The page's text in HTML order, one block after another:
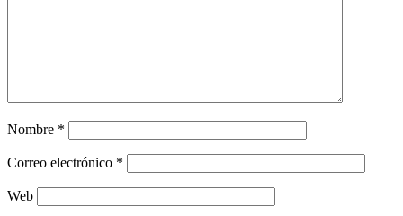
Nombre *
Correo electrónico *
Web